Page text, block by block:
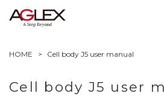
HOME Cell body J5 user manual
Cell body J5 user